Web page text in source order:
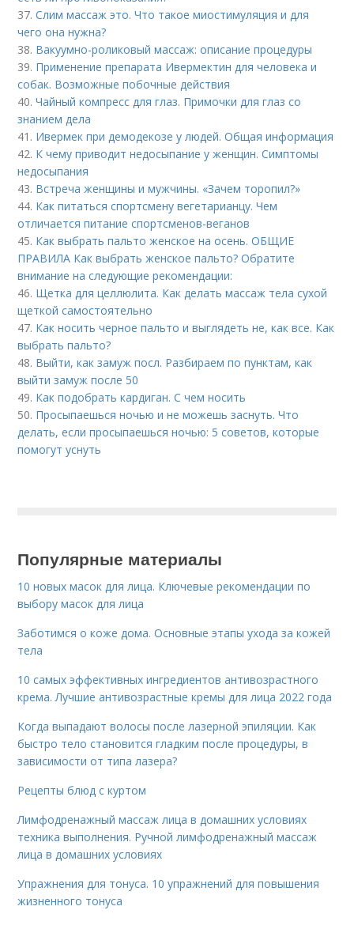
37.Слим массаж это. Что такое миостимуляция и для
чего она нужна?
38. Вакуумно-роликовый массаж: описание процедуры
39. Применение препарата Ивермектин для человека и
собак. Возможные побочные действия
40.Чайный компресс для глаз. Примочки для глаз со
знанием дела
41. Ивермек при демодекозе у людей. Общая информация
42. К чему приводит недосыпание у женщин. Симптомы
недосыпания
43. Встреча женщины и мужчины. «Зачем торопил?»
44. Как питаться спортсмену вегетарианцу. Чем
отличается питание спортсменов-веганов
45. Как выбрать пальто женское на осень. ОБЩИЕ
ПРАВИЛА Как выбрать женское пальто? Обратите
внимание на следующие рекомендации:
46. Щетка для целлюлита. Как делать массаж тела сухой
щеткой самостоятельно
47. Как носить черное пальто и выглядеть не, как все. Как
выбрать пальто?
48. Выйти, как замуж посл. Разбираем по пунктам, как
выйти замуж после 50
49. Как подобрать кардиган. С чем носить
50. Просыпаешься ночью и не можешь заснуть. Что
делать, если просыпаешься ночью: 5 советов, которые
помогут уснуть
Популярные материалы
10 новых масок для лица. Ключевые рекомендации по
выбору масок для лица
Заботимся о коже дома. Основные этапы ухода за кожей
тела
10 самых эффективных ингредиентов антивозрастного
крема. Лучшие антивозрастные кремы для лица 2022 года
Когда выпадают волосы после лазерной эпиляции. Как
быстро тело становится гладким после процедуры, в
зависимости от типа лазера?
Рецепты блюд с куртом
Лимфодренажный массаж лица в домашних условиях
техника выполнения. Ручной лимфодренажный массаж
лица в домашних условиях
Упражнения для тонуса. 10 упражнений для повышения
жизненного тонуса